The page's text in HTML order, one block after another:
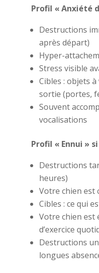
Profil « Anxiété
Destructions
après départ)
Hyper-
Stress visible
Cibles : objets
sortie (portes,
Souvent
vocalisations
Profil « Ennui » si
Destructions
heures)
Votre chien est
Cibles : ce qui
Votre chien est
d’exercice
Destructions
longues